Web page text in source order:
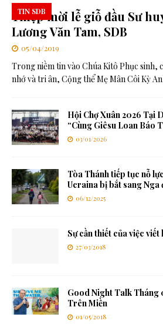
Thiệp mời lễ giỗ đầu Sư
Lương Văn Tam, SDB
TIN SDB
05/04/2019
Trong niềm tin vào Chúa Kitô Phục sinh,
nhớ và tri ân, Cộng thể Mẹ Mân Côi Kỳ
Hội Chợ Xuân 2026 Tại
“Cùng Giêsu Loan Báo
03/01/2026
Tòa Thánh tiếp tục nỗ
Ucraina bị bắt sang Nga
06/12/2025
Sự cần thiết của việc
27/03/2018
Good Night Talk Tháng
Trên Miền
01/05/2018